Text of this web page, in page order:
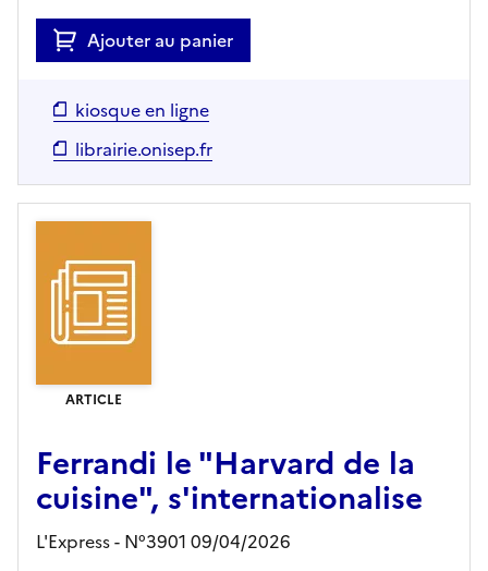
Ajouter au panier
kiosque en ligne
librairie.onisep.fr
ARTICLE
Ferrandi le "Harvard de la
cuisine", s'internationalise
L'Express - N°3901 09/04/2026